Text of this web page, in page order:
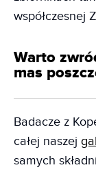
współczesnej
Warto
mas
Badacze z
całej naszej
samych